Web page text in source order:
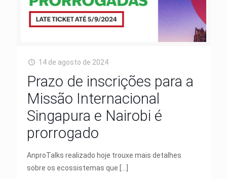
14 de agosto de 2024
Prazo de inscrições para a
Missão Internacional
Singapura e Nairobi é
prorrogado
AnproTalks realizado hoje trouxe mais detalhes
sobre os ecossistemas que